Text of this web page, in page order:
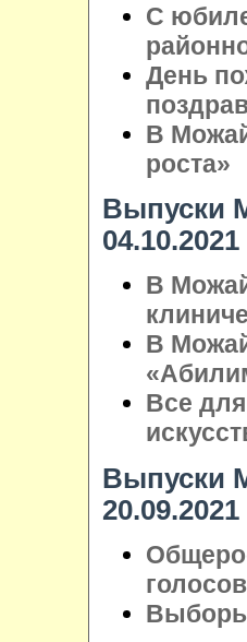
С
День
В
роста»
Выпуски
04.10.2021
В
В
Все
Выпуски
20.09.2021
Выборы